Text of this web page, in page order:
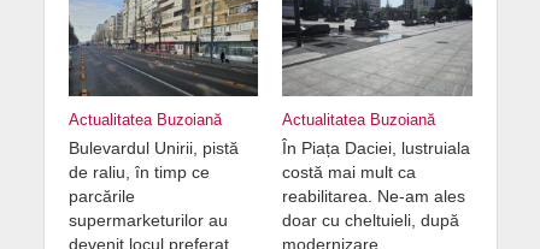
Actualitatea Buzoiană
Bulevardul Unirii, pistă
de raliu, în timp ce
parcările
supermarketurilor au
devenit locul preferat
Actualitatea Buzoiană
În Piața Daciei, lustruiala
costă mai mult ca
reabilitarea. Ne-am ales
doar cu cheltuieli, după
modernizare